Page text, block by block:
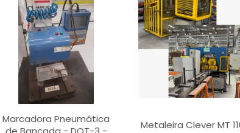
Marcadora Pneumática
Metaleira Clever MT